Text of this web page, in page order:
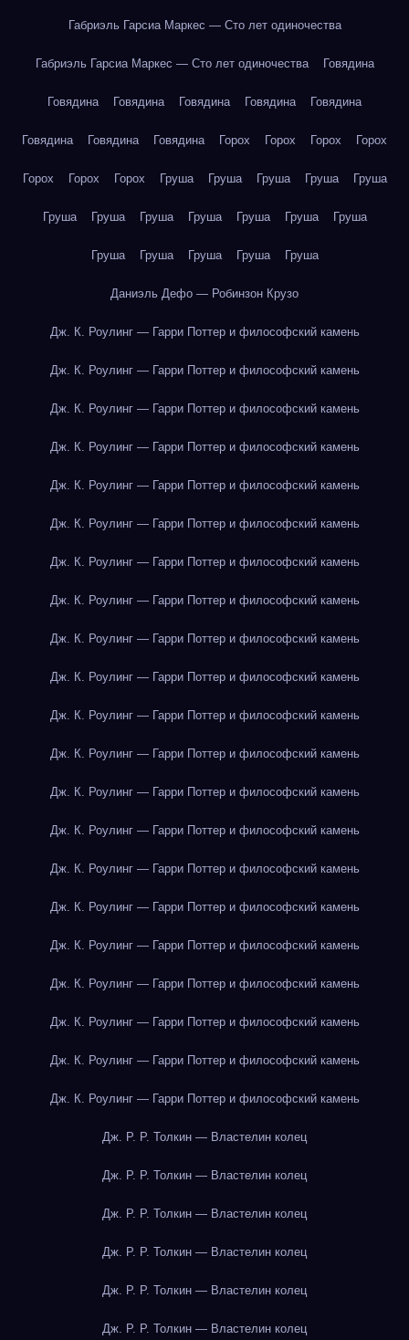
Габриэль Гарсиа Маркес — Сто лет одиночества
Габриэль Гарсиа Маркес — Сто лет одиночества Говядина
Говядина Говядина Говядина Говядина Говядина
Говядина Говядина Говядина Горох Горох Горох Горох
Горох Горох Горох Груша Груша Груша Груша Груша
Груша Груша Груша Груша Груша Груша Груша
Груша Груша Груша Груша Груша
Даниэль Дефо — Робинзон Крузо
Дж. К. Роулинг — Гарри Поттер и философский камень
Дж. К. Роулинг — Гарри Поттер и философский камень
Дж. К. Роулинг — Гарри Поттер и философский камень
Дж. К. Роулинг — Гарри Поттер и философский камень
Дж. К. Роулинг — Гарри Поттер и философский камень
Дж. К. Роулинг — Гарри Поттер и философский камень
Дж. К. Роулинг — Гарри Поттер и философский камень
Дж. К. Роулинг — Гарри Поттер и философский камень
Дж. К. Роулинг — Гарри Поттер и философский камень
Дж. К. Роулинг — Гарри Поттер и философский камень
Дж. К. Роулинг — Гарри Поттер и философский камень
Дж. К. Роулинг — Гарри Поттер и философский камень
Дж. К. Роулинг — Гарри Поттер и философский камень
Дж. К. Роулинг — Гарри Поттер и философский камень
Дж. К. Роулинг — Гарри Поттер и философский камень
Дж. К. Роулинг — Гарри Поттер и философский камень
Дж. К. Роулинг — Гарри Поттер и философский камень
Дж. К. Роулинг — Гарри Поттер и философский камень
Дж. К. Роулинг — Гарри Поттер и философский камень
Дж. К. Роулинг — Гарри Поттер и философский камень
Дж. К. Роулинг — Гарри Поттер и философский камень
Дж. Р. Р. Толкин — Властелин колец
Дж. Р. Р. Толкин — Властелин колец
Дж. Р. Р. Толкин — Властелин колец
Дж. Р. Р. Толкин — Властелин колец
Дж. Р. Р. Толкин — Властелин колец
Дж. Р. Р. Толкин — Властелин колец